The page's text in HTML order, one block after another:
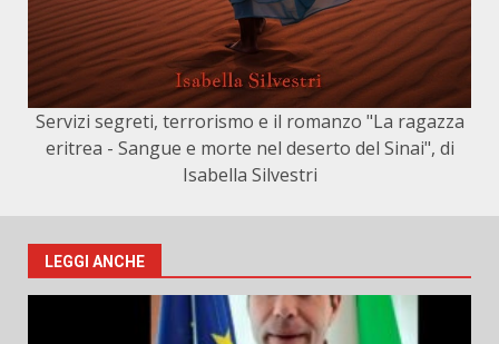
Servizi segreti, terrorismo e il romanzo "La ragazza
eritrea - Sangue e morte nel deserto del Sinai", di
Isabella Silvestri
LEGGI ANCHE